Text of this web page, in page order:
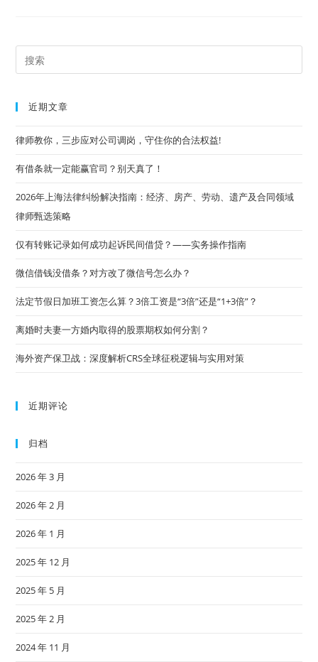
如
明
关
系？
近期文章
律师教你，三步应对公司调岗，守住你的合法权益!
有借条就一定能赢官司？别天真了！
2026年上海法律纠纷解决指南：经济、房产、劳动、遗产及合同领域
律师甄选策略
仅有转账记录如何成功起诉民间借贷？——实务操作指南
微信借钱没借条？对方改了微信号怎么办？
法定节假日加班工资怎么算？3倍工资是“3倍”还是“1+3倍”？
离婚时夫妻一方婚内取得的股票期权如何分割？
海外资产保卫战：深度解析CRS全球征税逻辑与实用对策
近期评论
归档
2026 年 3 月
2026 年 2 月
2026 年 1 月
2025 年 12 月
2025 年 5 月
2025 年 2 月
2024 年 11 月